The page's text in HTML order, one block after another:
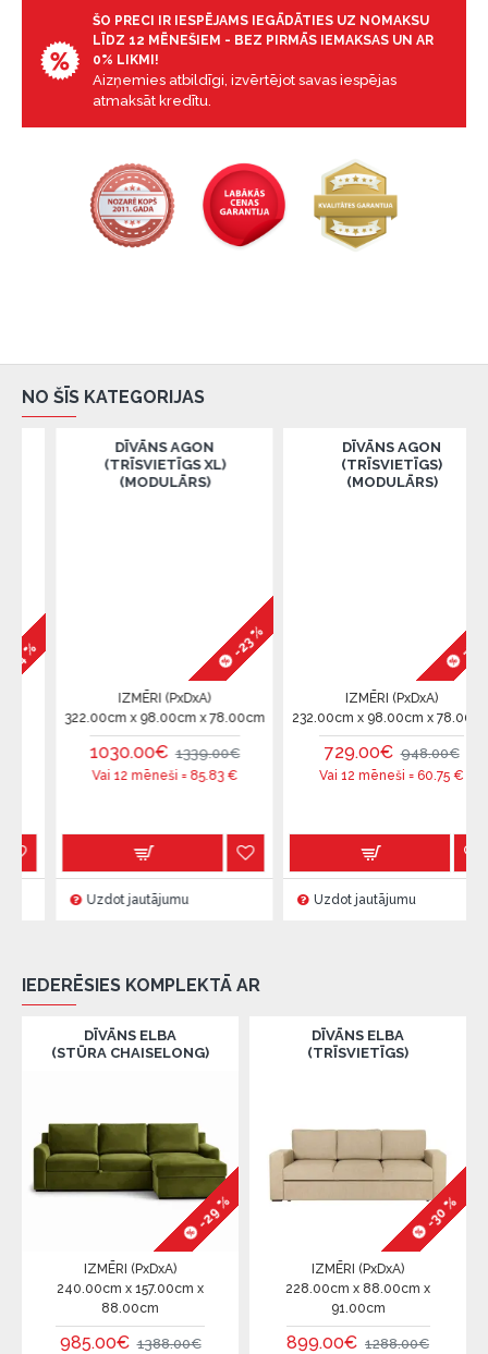
ŠO PRECI IR IESPĒJAMS IEGĀDĀTIES UZ NOMAKSU
LĪDZ 12 MĒNEŠIEM - BEZ PIRMĀS IEMAKSAS UN AR
0% LIKMI!
Aizņemies atbildīgi, izvērtējot savas iespējas
atmaksāt kredītu.
NO ŠĪS KATEGORIJAS
DĪVĀNS AGON
(TRĪSVIETĪGS XL)
(MODULĀRS)
-23 %
IZMĒRI (PxDxA)
322.00cm x 98.00cm x 78.00cm
1030.00€ 1339.00€
Vai 12 mēneši =85.83 €
Uzdot jautājumu
DĪVĀNS AGON
(TRĪSVIETĪGS)
(MODULĀRS)
-23 %
IZMĒRI (PxDxA)
232.00cm x 98.00cm x 78.00cm
729.00€ 948.00€
Vai 12 mēneši =60.75 €
Uzdot jautājumu
IEDERĒSIES KOMPLEKTĀ AR
DĪVĀNS ELBA
(STŪRA CHAISELONG)
-29 %
IZMĒRI (PxDxA)
240.00cm x 157.00cm x
88.00cm
985.00€ 1388.00€
DĪVĀNS ELBA
(TRĪSVIETĪGS)
-30 %
IZMĒRI (PxDxA)
228.00cm x 88.00cm x
91.00cm
899.00€ 1288.00€